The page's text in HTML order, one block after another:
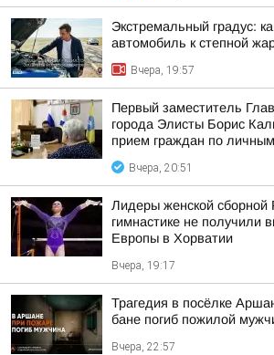
Экстремальный градус:
автомобиль к степной
Вчера, 19:57
Первый заместитель
города Элисты Борис
прием граждан по
Вчера, 20:51
Лидеры женской сборной
гимнастике не получили
Европы в Хорватии
Вчера, 19:17
Трагедия в посёлке
бане погиб пожилой
Вчера, 22:57